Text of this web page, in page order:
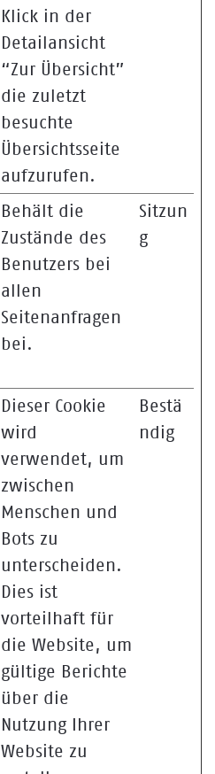
Klick in der
Detailansicht
“Zur Übersicht”
die zuletzt
besuchte
Übersichtsseite
aufzurufen.
Behält die
Zustände des
Benutzers bei
allen
Seitenanfragen
bei.
Sitzun
g
Dieser Cookie
wird
verwendet, um
zwischen
Menschen und
Bots zu
unterscheiden.
Dies ist
vorteilhaft für
die Website, um
gültige Berichte
über die
Nutzung Ihrer
Website zu
Bestä
ndig